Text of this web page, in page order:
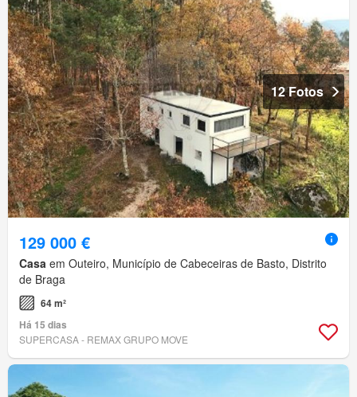
12 Fotos
129 000 €
Casa em Outeiro, Município de Cabeceiras de Basto, Distrito
de Braga
64 m²
Há 15 dias
SUPERCASA - REMAX GRUPO MOVE